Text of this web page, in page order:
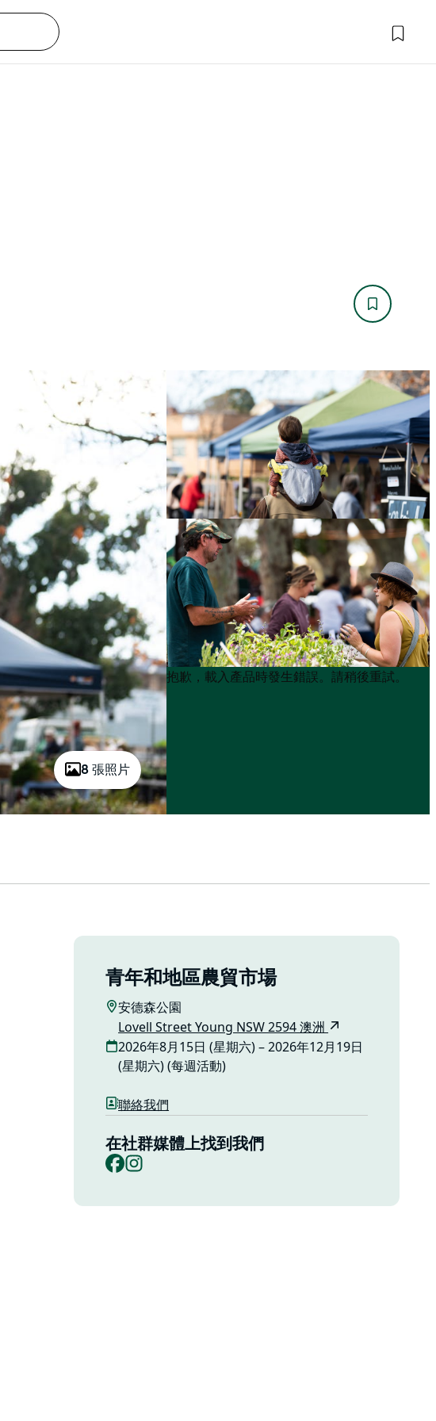
8 張照片
Product
List
Product
List
抱歉，載入產品時發生錯誤。請稍後重試。
青年和地區農貿市場
安德森公園
Lovell Street Young NSW 2594 澳洲
2026年8月15日 (星期六) – 2026年12月19日
(星期六) (每週活動)
聯絡我們
在社群媒體上找到我們
Facebook